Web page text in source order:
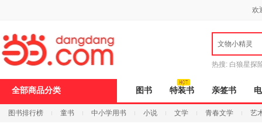
欢
文物小精灵
热搜: 白狼星探
全部商品分类 图书 特装书 亲签书
图书排行榜 童书 中小学用书 小说 文学 青春文学 艺
打
开
无
障
页